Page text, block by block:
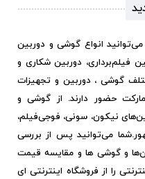
انواع گوشی و دوربین
فیلم‌برداری، دوربین شکاری و
گوشی ، دوربین و تجهیزات
حضور دارند. از گوشی و
نیکون، سونی، فوجی‌فیلم،
شما می‌توانید پس از بررسی
و گوشی ها و مقایسه قیمت
را از فروشگاه اینترنتی ای